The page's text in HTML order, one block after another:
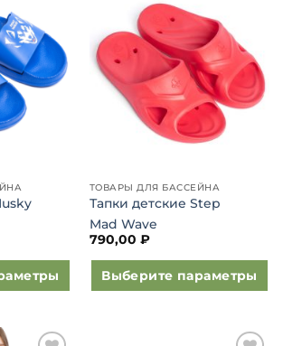
вариаций.
можно
выбрать
на
странице
товара.
в список
желаний
в список
желаний
ТОВАРЫ ДЛЯ БАССЕЙНА
Тапки детские Step
Mad Wave
790,00 ₽
Выберите параметры